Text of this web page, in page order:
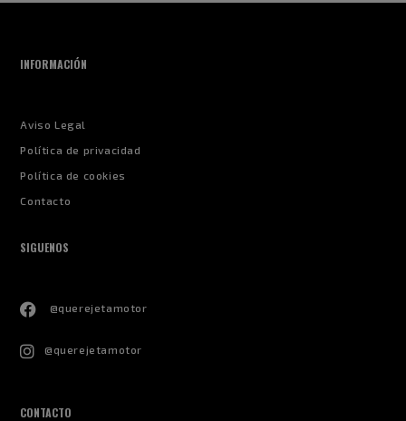
INFORMACIÓN
Aviso Legal
Política de privacidad
Política de cookies
Contacto
SIGUENOS
@querejetamotor
@querejetamotor
CONTACTO